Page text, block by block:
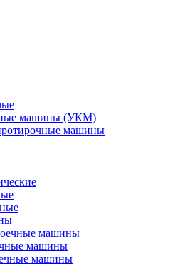
машины (УКМ)
машины
машины
машины
машины